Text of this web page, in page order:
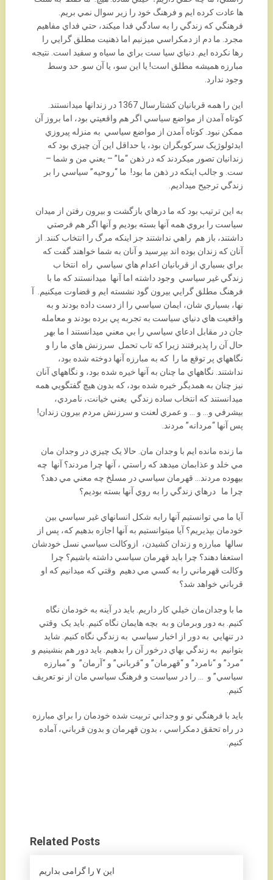
ها عادت کرده ايم و فرهنگ خود را زير سوال نمي بريم.
فرهنگي که زندگي را به سادگي فدا ميکند، حتي فداي مفاهيم
مجرد. ما دم از دمکراسي ميزنيم اما ذهنيت مطلق گرايي را
رها نکرده ايم. دنياي سيا ست براي ما سياه و سفيد است. نتيجه
مبارزه هميشه مطلق است! يا اين سو، يا آن سو. حد وسط
وجود ندارد.
اين را همه قربانيان کشتارسال 1367 در زندانها ميدانستند.
کوتاه آمدن از مواضع سياسي اگر هم واقعيتي بود، اما بروز آن
ممکن نبود. کوتاه آمدن از مواضع سياسي به منزله پيروزي
ايدئولوژيک سرکوبگران بود، يا حداقل اين آن چيزي بود که
زندانيان تصور ميکردند که در ذهن “ما” – يعني من و شما –
ست. و جالب اينکه در ذهن ما بود! ما “روحيه” سياسي را بر
زندگي ترجيح ميداديم.
به اين ترتيب بود که ما درهاي بازگشت و بيرون رفتن از ميدان
سياست را بروي همه آنها بسته بوديم و آنها اگر هم فرصتي
داشتند، باز هم راهي نداشتند جز اينکه مرگ را انتخاب کنند. از
آنان که زندان بوده اند بپرسيد و آنان به شما خواهند گفت که
براي بسياري از قربانيان اعدام هاي سياسي راه انتخا ب
زندگي غير سياسي وجود داشته اما آنها ميدانستند که ما با
فرهنگ مطلق گرايي بيرون گود نشسته ايم و قضاوت ميکنيم. آ
نها، بسياري شان، ايمان سياسي را از دست داده بودند و به
واقعيت هاي دنياي سياست به تجربه پي برده بودند و معامله
جان در مقابل ادعاي سياسي را بي معني ميدانستند ا ما بهر
حال آن را پذيرفتند زيرا که تاب تحمل سرزنش هاي ما را و
نگاههاي پر توقع ما را که به مبارزه آنها دوخته شده بود،
نداشتند. نگاههاي ما چنان به آنها خيره شده بود، و نگاههاي آنان
نيز چنان به همديگر خيره شده بود، که بدون هيچ گفتگويي همه
ميدانستند که انتخاب ساده زندگي يعني خيانت، نامردي،
بيشرفي و… و … و عمري لعنت و سرزنش مردم بيرون زندان!
پس آنها “مردانه” مردند.
ما زنده مانده ايم با وجدان مان. حالا يک چيزي در وجدان مان
مي خلد و عذابمان ميدهد که راستي ، آنها چرا مردند؟ آنها چه
بيهوده مردند… قهرمان سياسي در مسلخ چه معني مي دهد؟
چرا ما درهاي زندگي را به روي آنها بسته بوديم؟
آيا ما مي توانستيم آنها رابه شکل انسانهاي غير سياسي بين
خودمان بپذيريم؟ آيا ميتوانستيم به آنها اجازه بدهيم که، پس از
سالها مبارزه و زندان کشيدن، ازوکالت سياسي نسل خودشان
استعفا دهند؟ چرا بايد قهرمان سياسي داشته باشيم؟ چرا
وکالت قهرماني را به کسي مي دهيم وقتي که ميدانيم که او
قرباني خواهد شد؟
ما با وجدان‌مان خيلي کار داريم. بايد در آينه به خودمان نگاه
کنيم. به دور وبرمان و به بچه هايمان نگاه کنيم. بايد يک وقتي
در تنهايي به دور از اخبار سياسي به زندگي نگاه کنيم. شايد
بتوانيم به زندگي بهاي درخور آن را بدهيم. بايد دور هم بنشينيم و
“مرد” و “نامرد” و “قهرمان” و “قرباني” و “آرمان” و “مبارزه
سياسي” و … را در سياست و فرهنگ سياسي مان از نو تعريف
کنيم.
بايد با فرهنگي نو و وجداني تربيت شده خودمان را براي مبارزه
در راه تحقق دمکراسي ، بدون قهرمان و بدون قرباني، آماده
کنيم.
Related Posts
این ۷ را گرامی بداریم